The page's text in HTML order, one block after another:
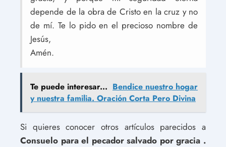
depende de la obra de Cristo en la cruz y no
de mí. Te lo pido en el precioso nombre de
Jesús,
Amén.
Te puede interesar... Bendice nuestro hogar
y nuestra familia. Oración Corta Pero Divina
Si quieres conocer otros artículos parecidos a
Consuelo para el pecador salvado por gracia .